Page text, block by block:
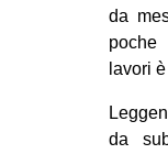
da
lavori
da